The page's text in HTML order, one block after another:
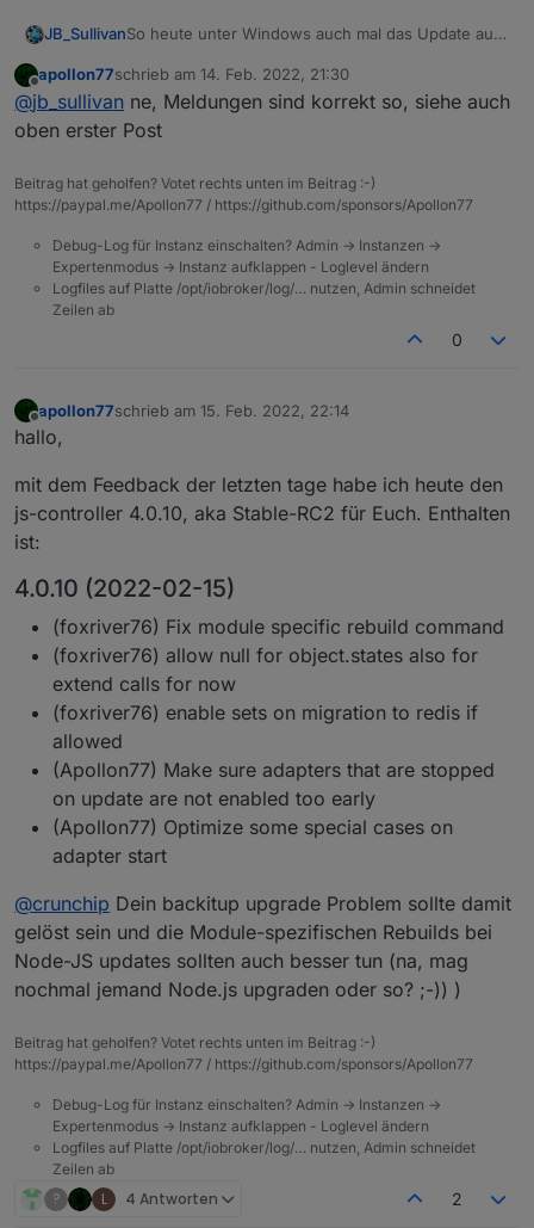
JB_SullivanSo heute unter Windows auch mal das Update auf
angehoben und so wie es aussieht funktioniert ioB
einwandfrei. Allerdings wurden in der Konsole die
folgenden Meldungen ausgegeben. Windows
C:\iobroker\GLT>iobroker upgrade self
Update js-controller from @3.3.22 to
NPM version: 6.14.11
Server States 127.0.0.1:61429 Error from
Server Objects 127.0.0.1:61428 Error from
Server States 127.0.0.1:61430 Error from
Server Objects 127.0.0.1:61428 Error from
Server Objects 127.0.0.1:61428 Error from
Server Objects 127.0.0.1:61428 Error from
Offline
apollon77schrieb am 14. Feb. 2022, 21:30
zuletzt editiert von
@jb_sullivan ne, Meldungen sind korrekt so, siehe auch
oben erster Post
Beitrag hat geholfen? Votet rechts unten im Beitrag :-)
https://paypal.me/Apollon77 / https://github.com/sponsors/Apollon77
Debug-Log für Instanz einschalten? Admin -> Instanzen ->
Expertenmodus -> Instanz aufklappen - Loglevel ändern
Logfiles auf Platte /opt/iobroker/log/… nutzen, Admin schneidet
Zeilen ab
0
Offline
apollon77schrieb am 15. Feb. 2022, 22:14
zuletzt editiert von
hallo,
mit dem Feedback der letzten tage habe ich heute den
js-controller 4.0.10, aka Stable-RC2 für Euch. Enthalten
ist:
4.0.10 (2022-02-15)
(foxriver76) Fix module specific rebuild command
(foxriver76) allow null for object.states also for
extend calls for now
(foxriver76) enable sets on migration to redis if
allowed
(Apollon77) Make sure adapters that are stopped
on update are not enabled too early
(Apollon77) Optimize some special cases on
adapter start
@crunchip Dein backitup upgrade Problem sollte damit
gelöst sein und die Module-spezifischen Rebuilds bei
Node-JS updates sollten auch besser tun (na, mag
nochmal jemand Node.js upgraden oder so? ;-)) )
Beitrag hat geholfen? Votet rechts unten im Beitrag :-)
https://paypal.me/Apollon77 / https://github.com/sponsors/Apollon77
Debug-Log für Instanz einschalten? Admin -> Instanzen ->
Expertenmodus -> Instanz aufklappen - Loglevel ändern
Logfiles auf Platte /opt/iobroker/log/… nutzen, Admin schneidet
Zeilen ab
? L 4 Antworten 2